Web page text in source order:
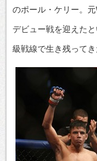
のポール・ケリー。
デビュー戦を迎えた
級戦線で生き残って